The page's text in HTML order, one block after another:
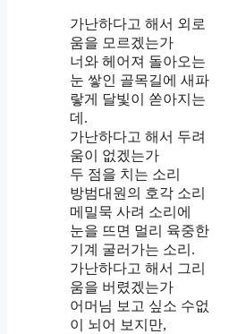
가난하다고 해서 외로
움을 모르겠는가
너와 헤어져 돌아오는
눈 쌓인 골목길에 새파
랗게 달빛이 쏟아지는
데.
가난하다고 해서 두려
움이 없겠는가
두 점을 치는 소리
방범대원의 호각 소리
메밀묵 사려 소리에
눈을 뜨면 멀리 육중한
기계 굴러가는 소리.
가난하다고 해서 그리
움을 버렸겠는가
어머님 보고 싶소 수없
이 뇌어 보지만,